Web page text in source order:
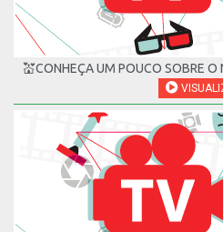
💒CONHEÇA UM POUCO SOBRE O